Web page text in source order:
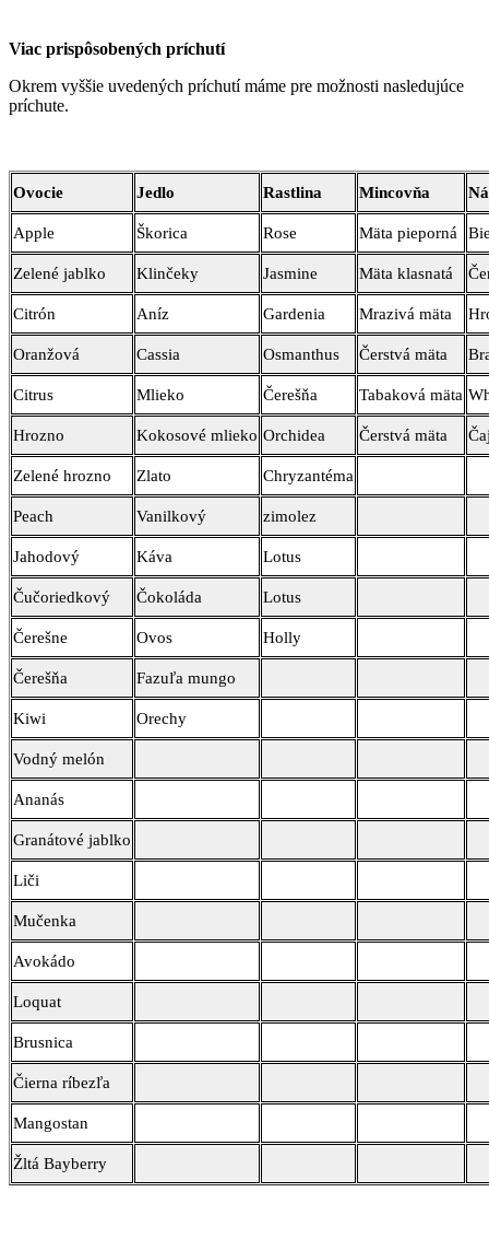
Viac prispôsobených príchutí
Okrem vyššie uvedených príchutí máme pre možnosti nasledujúce
príchute.
Ovocie Jedlo Rastlina Mincovňa
Apple Škorica Rose Mäta pieporná
Zelené jablko Klinčeky Jasmine Mäta klasnatá
Citrón Aníz Gardenia Mrazivá mäta
Oranžová Cassia Osmanthus Čerstvá mäta
Citrus Mlieko Čerešňa Tabaková mäta
Hrozno Kokosové mlieko Orchidea Čerstvá mäta
Zelené hrozno Zlato Chryzantéma
Peach Vanilkový zimolez
Jahodový Káva Lotus
Čučoriedkový Čokoláda Lotus
Čerešne Ovos Holly
Čerešňa Fazuľa mungo
Kiwi Orechy
Vodný melón
Ananás
Granátové jablko
Liči
Mučenka
Avokádo
Loquat
Brusnica
Čierna ríbezľa
Mangostan
Žltá Bayberry